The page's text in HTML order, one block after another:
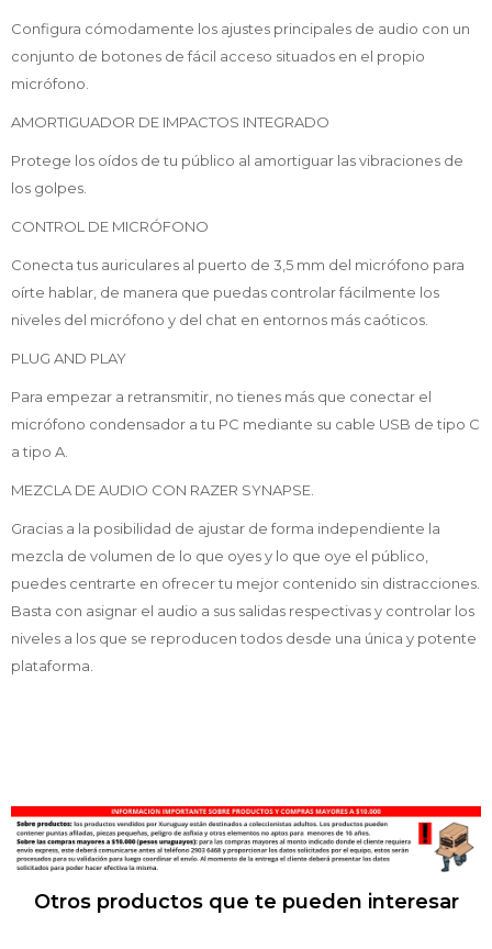
Configura cómodamente los ajustes principales de audio con un
conjunto de botones de fácil acceso situados en el propio
micrófono.
AMORTIGUADOR DE IMPACTOS INTEGRADO
Protege los oídos de tu público al amortiguar las vibraciones de
los golpes.
CONTROL DE MICRÓFONO
Conecta tus auriculares al puerto de 3,5 mm del micrófono para
oírte hablar, de manera que puedas controlar fácilmente los
niveles del micrófono y del chat en entornos más caóticos.
PLUG AND PLAY
Para empezar a retransmitir, no tienes más que conectar el
micrófono condensador a tu PC mediante su cable USB de tipo C
a tipo A.
MEZCLA DE AUDIO CON RAZER SYNAPSE.
Gracias a la posibilidad de ajustar de forma independiente la
mezcla de volumen de lo que oyes y lo que oye el público,
puedes centrarte en ofrecer tu mejor contenido sin distracciones.
Basta con asignar el audio a sus salidas respectivas y controlar los
niveles a los que se reproducen todos desde una única y potente
plataforma.
Otros productos que te pueden interesar